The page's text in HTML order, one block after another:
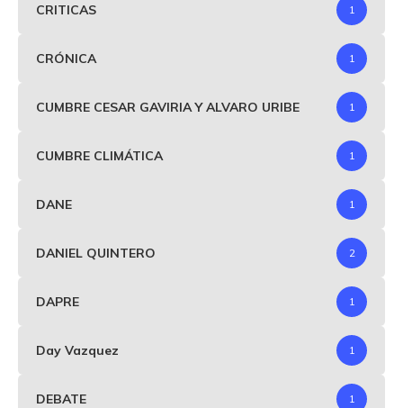
CRITICAS 1
CRÓNICA 1
CUMBRE CESAR GAVIRIA Y ALVARO URIBE 1
CUMBRE CLIMÁTICA 1
DANE 1
DANIEL QUINTERO 2
DAPRE 1
Day Vazquez 1
DEBATE 1